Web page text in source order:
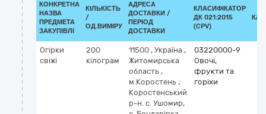
КОНКРЕТНА
НАЗВА
ПРЕДМЕТА
ЗАКУПІВЛІ
КІЛЬКІСТЬ
/
ОД.ВИМІРУ
АДРЕСА
ДОСТАВКИ /
ПЕРІОД
ДОСТАВКИ
КЛАСИФІКАТОР
ДК 021:2015
(CPV)
Огірки
свіжі
200
кілограм
11500 , Україна ,
Житомирська
область ,
м.Коростень ;
Коростенський
р-н. с. Ушомир,
03220000-9
Овочі,
фрукти та
горіхи